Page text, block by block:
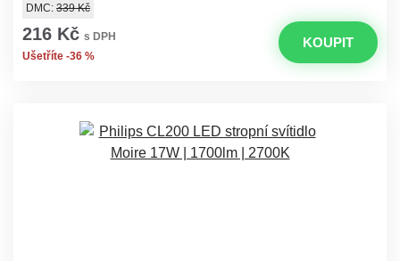
DMC: 339 Kč
216 Kč s DPH
Ušetříte -36 %
KOUPIT